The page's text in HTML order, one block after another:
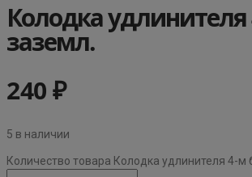
Колодка
заземл.
240₽
5 в наличии
Количество товара Колодка удлинителя 4-м